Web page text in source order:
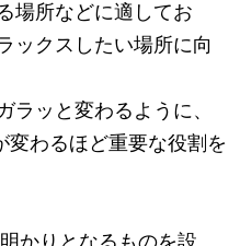
場所などに適してお
ックスしたい場所に向
ラッと変わるように、
変わるほど重要な役割を
かりとなるものを設